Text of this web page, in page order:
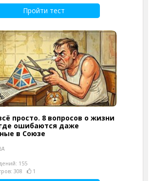
Пройти тест
просто. 8 вопросов о жизни
ошибаются даже
в Союзе
155
308
1